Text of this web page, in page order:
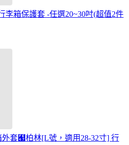
李箱保護套 -任選20~30吋(超值2件
套﹧柏林[L號，適用28-32寸] 行